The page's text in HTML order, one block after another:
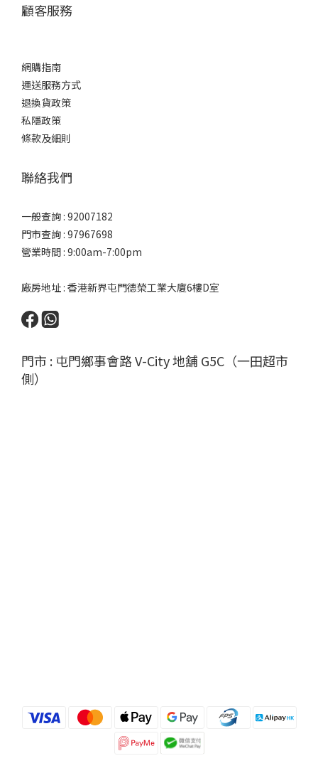
顧客服務
網購指南
運送服務方式
退換貨政策
私隱政策
條款及細則
聯絡我們
一般查詢 : 92007182
門市查詢 : 97967698
營業時間 : 9:00am-7:00pm
廠房地址 : 香港新界屯門德榮工業大廈6樓D室
門市 : 屯門鄉事會路 V-City 地舖 G5C（一田超市
側）